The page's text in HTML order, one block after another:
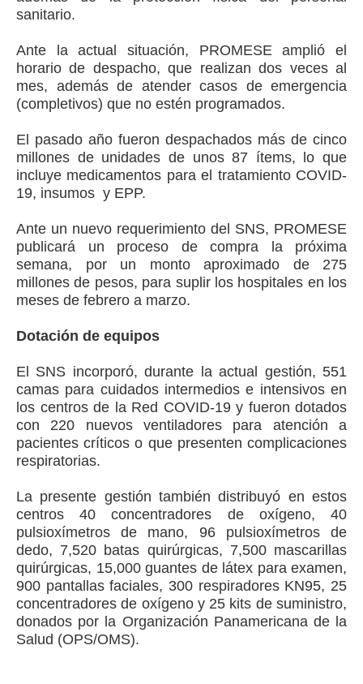
sanitario.
Ante la actual situación, PROMESE amplió el
horario de despacho, que realizan dos veces al
mes, además de atender casos de emergencia
(completivos) que no estén programados.
El pasado año fueron despachados más de cinco
millones de unidades de unos 87 ítems, lo que
incluye medicamentos para el tratamiento COVID-
19, insumos y EPP.
Ante un nuevo requerimiento del SNS, PROMESE
publicará un proceso de compra la próxima
semana, por un monto aproximado de 275
millones de pesos, para suplir los hospitales en los
meses de febrero a marzo.
Dotación de equipos
El SNS incorporó, durante la actual gestión, 551
camas para cuidados intermedios e intensivos en
los centros de la Red COVID-19 y fueron dotados
con 220 nuevos ventiladores para atención a
pacientes críticos o que presenten complicaciones
respiratorias.
La presente gestión también distribuyó en estos
centros 40 concentradores de oxígeno, 40
pulsioxímetros de mano, 96 pulsioxímetros de
dedo, 7,520 batas quirúrgicas, 7,500 mascarillas
quirúrgicas, 15,000 guantes de látex para examen,
900 pantallas faciales, 300 respiradores KN95, 25
concentradores de oxígeno y 25 kits de suministro,
donados por la Organización Panamericana de la
Salud (OPS/OMS).